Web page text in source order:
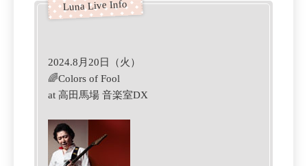
2024.8月20日（火）
🌈Colors of Fool
at 高田馬場 音楽室DX